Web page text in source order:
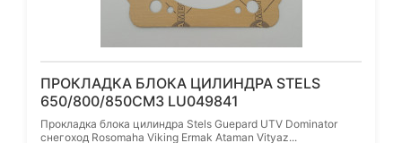
ПРОКЛАДКА БЛОКА ЦИЛИНДРА STELS
650/800/850СМ3 LU049841
Прокладка блока цилиндра Stels Guepard UTV Dominator
снегоход Rosomaha Viking Ermak Ataman Vityaz...